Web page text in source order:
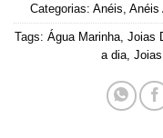
Categorias: Anéis Anéis
Tags: Água Marinha Joias
a dia